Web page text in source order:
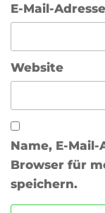
E-Mail-Adresse
Website
Name, E-
Browser für
speichern.